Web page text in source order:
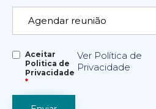
Aceitar
Politica de
Privacidade
*
Ver Política de
Privacidade